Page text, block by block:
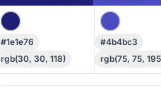
#1e1e76
rgb(30, 30, 118)
#4b4bc3
rgb(75, 75,